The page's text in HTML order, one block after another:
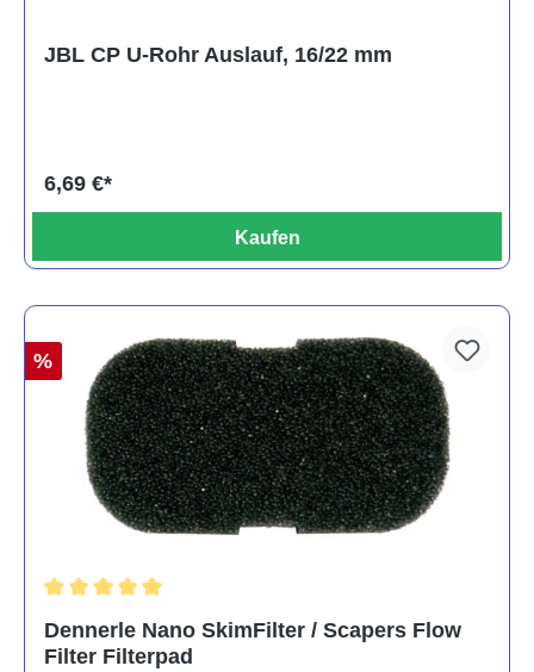
JBL CP U-Rohr Auslauf, 16/22 mm
6,69 €*
Kaufen
%
Dennerle Nano SkimFilter / Scapers Flow
Filter Filterpad